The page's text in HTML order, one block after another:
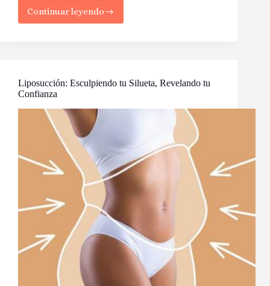
Continuar leyendo
Lo
que
Alta
Liposucción: Esculpiendo tu Silueta, Revelando tu
Confianza